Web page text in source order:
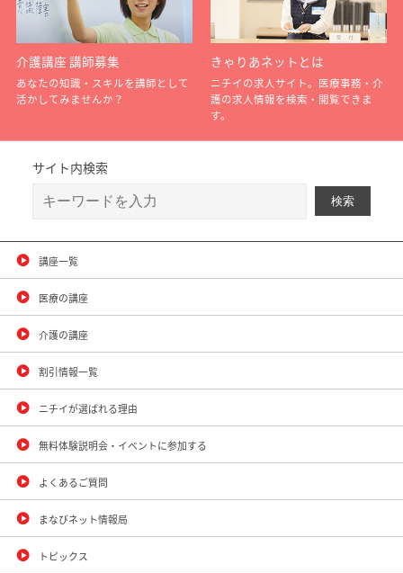
介護講座 講師募集
あなたの知識・スキルを講師として
活かしてみませんか？
きゃりあネットとは
ニチイの求人サイト。医療事務・介
護の求人情報を検索・閲覧できま
す。
サイト内検索
講座一覧
医療の講座
介護の講座
割引情報一覧
ニチイが選ばれる理由
無料体験説明会・イベントに参加する
よくあるご質問
まなびネット情報局
トピックス